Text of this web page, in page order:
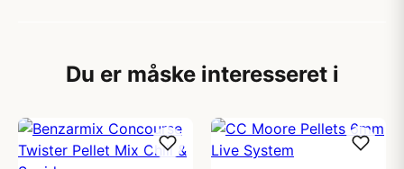
Du er måske interesseret i